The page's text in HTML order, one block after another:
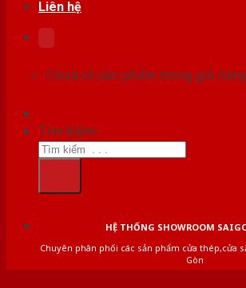
Liên hệ
Chưa có sản phẩm trong giỏ
Tìm kiếm:
HỆ THỐNG SHOWROOM
Chuyên phân phối các sản phẩm cửa thép,cửa
Gòn